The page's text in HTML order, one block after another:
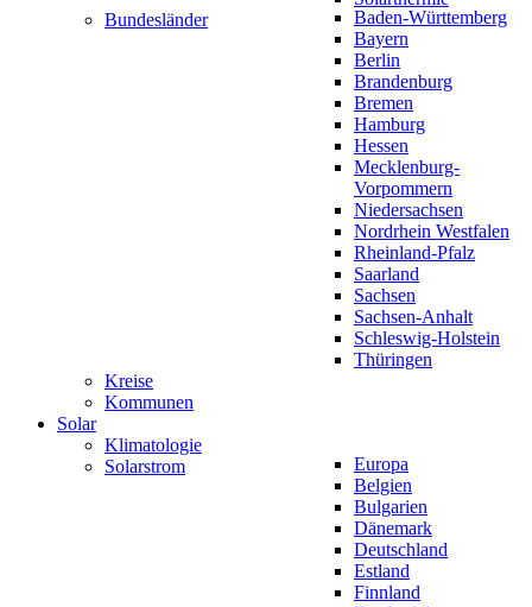
Bundesländer
Baden-Württemberg
Bayern
Berlin
Brandenburg
Bremen
Hamburg
Hessen
Mecklenburg-
Vorpommern
Niedersachsen
Nordrhein Westfalen
Rheinland-Pfalz
Saarland
Sachsen
Sachsen-Anhalt
Schleswig-Holstein
Thüringen
Kreise
Kommunen
Solar
Klimatologie
Solarstrom
Europa
Belgien
Bulgarien
Dänemark
Deutschland
Estland
Finnland